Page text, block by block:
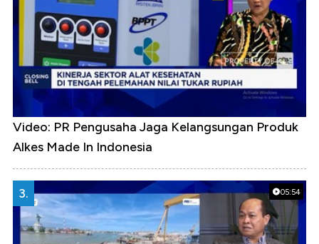
Video: PR Pengusaha Jaga Kelangsungan Produk
Alkes Made In Indonesia
05:54
3.